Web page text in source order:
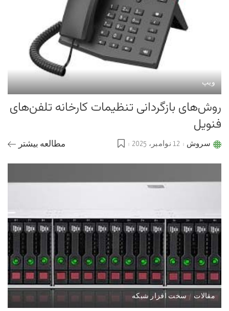
ویپ
روش‌های بازگردانی تنظیمات کارخانه تلفن‌های
فنویل
Postedسروش 12 نوامبر، 2025 مطالعه بیشتر
مقالات سخت افزار شبکه